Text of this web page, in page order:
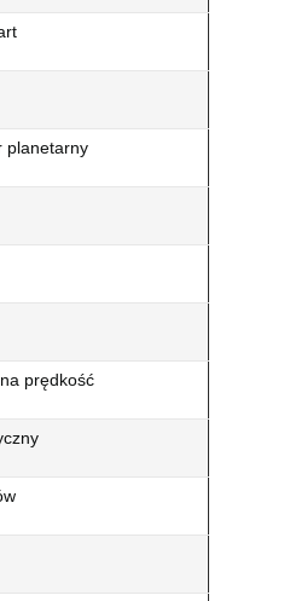
planetarny
prędkość